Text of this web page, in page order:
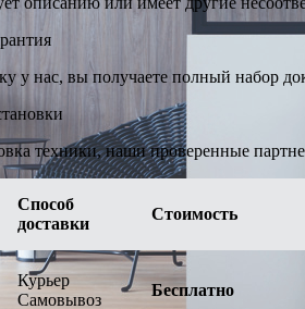
у нас, вы получаете полный набор
техники, наши проверенные
Способ
доставки
Стоимость
Курьер
Самовывоз
Бесплатно